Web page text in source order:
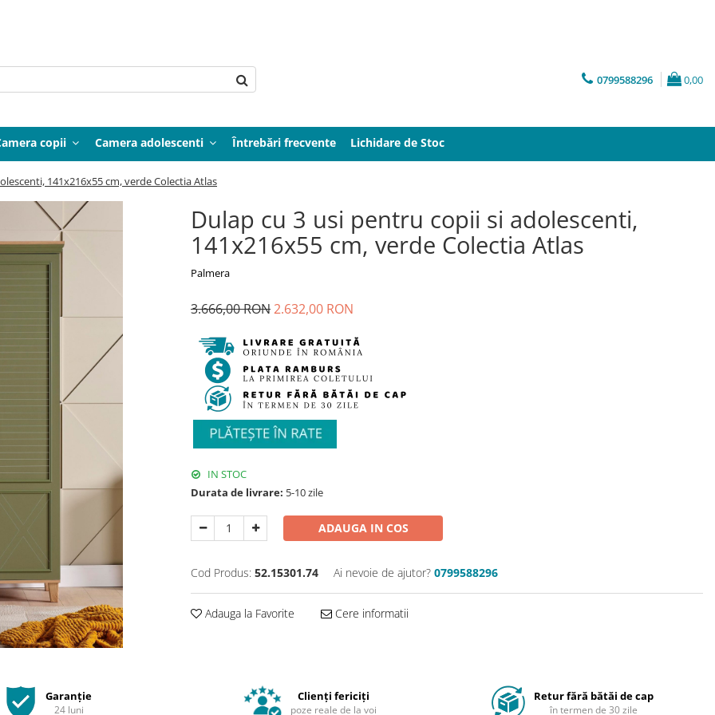
0799588296 0,00
copii Camera adolescenti Întrebări frecvente Lichidare de Stoc
141x216x55 cm, verde Colectia Atlas
Dulap cu 3 usi pentru copii si adolescenti,
141x216x55 cm, verde Colectia Atlas
Palmera
3.666,00 RON2.632,00 RON
IN STOC
Durata de livrare: 5-10 zile
ADAUGA IN COS
Cod Produs: 52.15301.74 Ai nevoie de ajutor? 0799588296
Adauga la Favorite Cere informatii
Garanție
24 luni
Clienți fericiți
poze reale de la voi
Retur fără bătăi de cap
în termen de 30 zile